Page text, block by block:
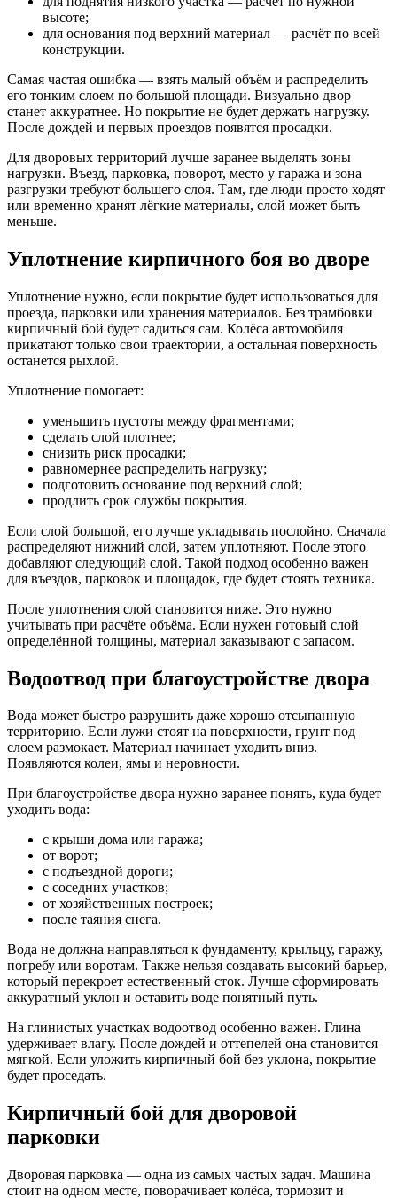
высоте;
для основания под верхний материал — расчёт по всей
конструкции.
Самая частая ошибка — взять малый объём и распределить
его тонким слоем по большой площади. Визуально двор
станет аккуратнее. Но покрытие не будет держать нагрузку.
После дождей и первых проездов появятся просадки.
Для дворовых территорий лучше заранее выделять зоны
нагрузки. Въезд, парковка, поворот, место у гаража и зона
разгрузки требуют большего слоя. Там, где люди просто ходят
или временно хранят лёгкие материалы, слой может быть
меньше.
Уплотнение кирпичного боя во дворе
Уплотнение нужно, если покрытие будет использоваться для
проезда, парковки или хранения материалов. Без трамбовки
кирпичный бой будет садиться сам. Колёса автомобиля
прикатают только свои траектории, а остальная поверхность
останется рыхлой.
Уплотнение помогает:
уменьшить пустоты между фрагментами;
сделать слой плотнее;
снизить риск просадки;
равномернее распределить нагрузку;
подготовить основание под верхний слой;
продлить срок службы покрытия.
Если слой большой, его лучше укладывать послойно. Сначала
распределяют нижний слой, затем уплотняют. После этого
добавляют следующий слой. Такой подход особенно важен
для въездов, парковок и площадок, где будет стоять техника.
После уплотнения слой становится ниже. Это нужно
учитывать при расчёте объёма. Если нужен готовый слой
определённой толщины, материал заказывают с запасом.
Водоотвод при благоустройстве двора
Вода может быстро разрушить даже хорошо отсыпанную
территорию. Если лужи стоят на поверхности, грунт под
слоем размокает. Материал начинает уходить вниз.
Появляются колеи, ямы и неровности.
При благоустройстве двора нужно заранее понять, куда будет
уходить вода:
с крыши дома или гаража;
от ворот;
с подъездной дороги;
с соседних участков;
от хозяйственных построек;
после таяния снега.
Вода не должна направляться к фундаменту, крыльцу, гаражу,
погребу или воротам. Также нельзя создавать высокий барьер,
который перекроет естественный сток. Лучше сформировать
аккуратный уклон и оставить воде понятный путь.
На глинистых участках водоотвод особенно важен. Глина
удерживает влагу. После дождей и оттепелей она становится
мягкой. Если уложить кирпичный бой без уклона, покрытие
будет проседать.
Кирпичный бой для дворовой
парковки
Дворовая парковка — одна из самых частых задач. Машина
стоит на одном месте, поворачивает колёса, тормозит и